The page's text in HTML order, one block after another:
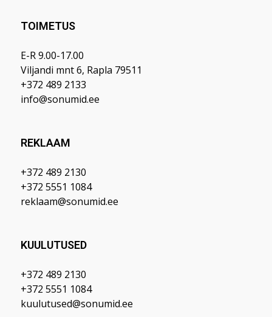
TOIMETUS
E-R 9.00-17.00
Viljandi mnt 6, Rapla 79511
+372 489 2133
info@sonumid.ee
REKLAAM
+372 489 2130
+372 5551 1084
reklaam@sonumid.ee
KUULUTUSED
+372 489 2130
+372 5551 1084
kuulutused@sonumid.ee